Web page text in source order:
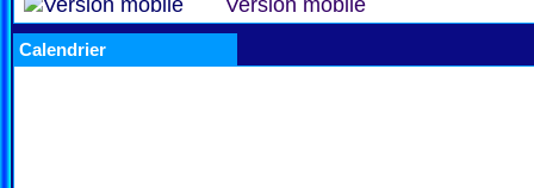
Version mobile
Calendrier